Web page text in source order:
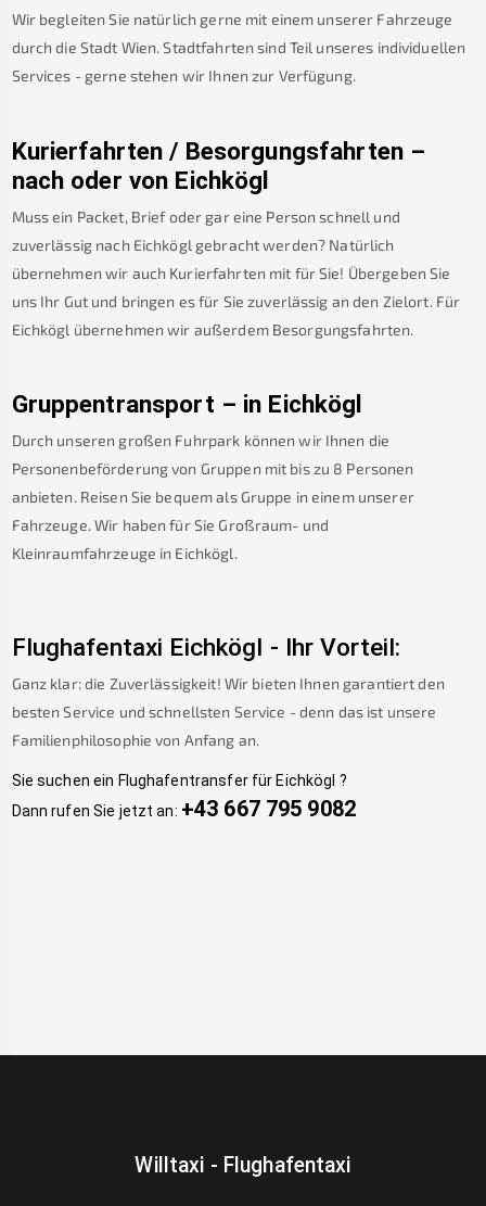
Wir begleiten Sie natürlich gerne mit einem unserer Fahrzeuge
durch die Stadt Wien. Stadtfahrten sind Teil unseres individuellen
Services - gerne stehen wir Ihnen zur Verfügung.
Kurierfahrten / Besorgungsfahrten –
nach oder von Eichkögl
Muss ein Packet, Brief oder gar eine Person schnell und
zuverlässig nach Eichkögl gebracht werden? Natürlich
übernehmen wir auch Kurierfahrten mit für Sie! Übergeben Sie
uns Ihr Gut und bringen es für Sie zuverlässig an den Zielort. Für
Eichkögl übernehmen wir außerdem Besorgungsfahrten.
Gruppentransport – in Eichkögl
Durch unseren großen Fuhrpark können wir Ihnen die
Personenbeförderung von Gruppen mit bis zu 8 Personen
anbieten. Reisen Sie bequem als Gruppe in einem unserer
Fahrzeuge. Wir haben für Sie Großraum- und
Kleinraumfahrzeuge in Eichkögl.
Flughafentaxi Eichkögl - Ihr Vorteil:
Ganz klar: die Zuverlässigkeit! Wir bieten Ihnen garantiert den
besten Service und schnellsten Service - denn das ist unsere
Familienphilosophie von Anfang an.
Sie suchen ein Flughafentransfer für Eichkögl ?
Dann rufen Sie jetzt an: +43 667 795 9082
Willtaxi - Flughafentaxi